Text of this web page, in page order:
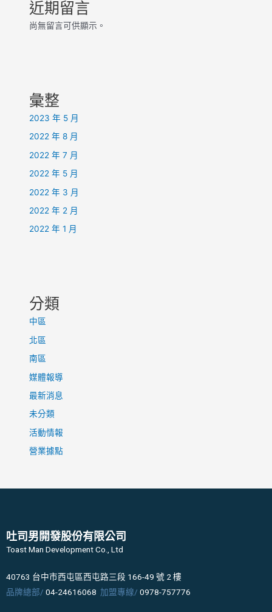
近期留言
尚無留言可供顯示。
彙整
2023 年 5 月
2022 年 8 月
2022 年 7 月
2022 年 5 月
2022 年 3 月
2022 年 2 月
2022 年 1 月
分類
中區
北區
南區
媒體報導
最新消息
未分類
活動情報
營業據點
吐司男開發股份有限公司
Toast Man Development Co., Ltd
40763 台中市西屯區西屯路三段 166-49 號 2 樓
品牌總部/ 04-24616068 加盟專線/ 0978-757776